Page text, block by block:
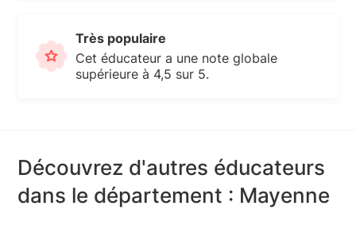
Très populaire
Cet éducateur a une note globale
supérieure à 4,5 sur 5.
Découvrez d'autres éducateurs
dans le département : Mayenne